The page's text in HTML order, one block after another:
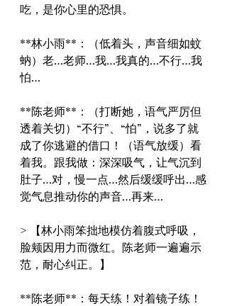
吃，是你心里的恐惧。
**林小雨**：（低着头，声音细如蚊
蚋）老…老师…我…我真的…不行…我
怕…
**陈老师**：（打断她，语气严厉但
透着关切）“不行”、“怕”，说多了就
成了你逃避的借口！（语气放缓）看
着我。跟我做：深深吸气，让气沉到
肚子…对，慢一点…然后缓缓呼出…感
觉气息推动你的声音…再来…
> 【林小雨笨拙地模仿着腹式呼吸，
脸颊因用力而微红。陈老师一遍遍示
范，耐心纠正。】
**陈老师**：每天练！对着镜子练！